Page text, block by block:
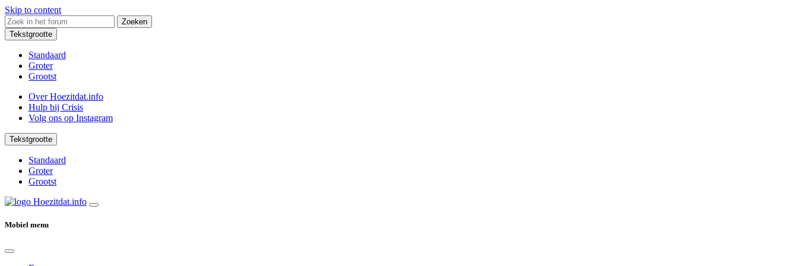
Skip to content
Zoeken
Tekstgrootte
Standaard
Groter
Grootst
Over Hoezitdat.info
Hulp bij Crisis
Volg ons op Instagram
Tekstgrootte
Standaard
Groter
Grootst
Mobiel menu